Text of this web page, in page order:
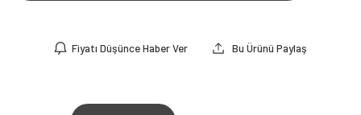
Fiyatı Düşünce Haber Ver Bu Ürünü Paylaş